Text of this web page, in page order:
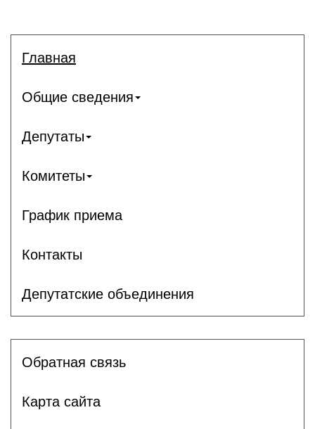
Главная
Общие сведения
Депутаты
Комитеты
График приема
Контакты
Депутатские объединения
Обратная связь
Карта сайта